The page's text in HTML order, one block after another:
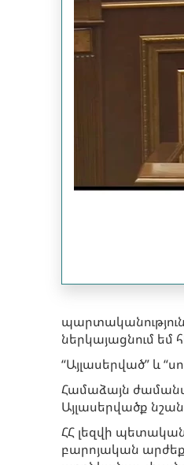
ներկայացնում եմ
“Այլասերված” և
Համաձայն
Այլասերվածք
ՀՀ լեզվի
բարոյական